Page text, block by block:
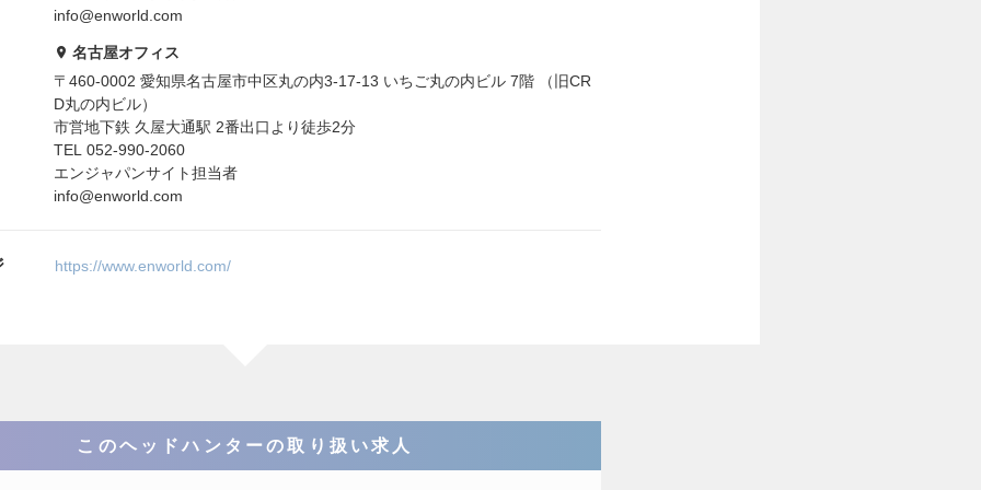
info@enworld.com
名古屋オフィス
〒460-0002 愛知県名古屋市中区丸の内3-17-13 いちご丸の内ビル 7階 （旧CR
D丸の内ビル）
市営地下鉄 久屋大通駅 2番出口より徒歩2分
TEL 052-990-2060
エンジャパンサイト担当者
info@enworld.com
https://www.enworld.com/
このヘッドハンターの取り扱い求人